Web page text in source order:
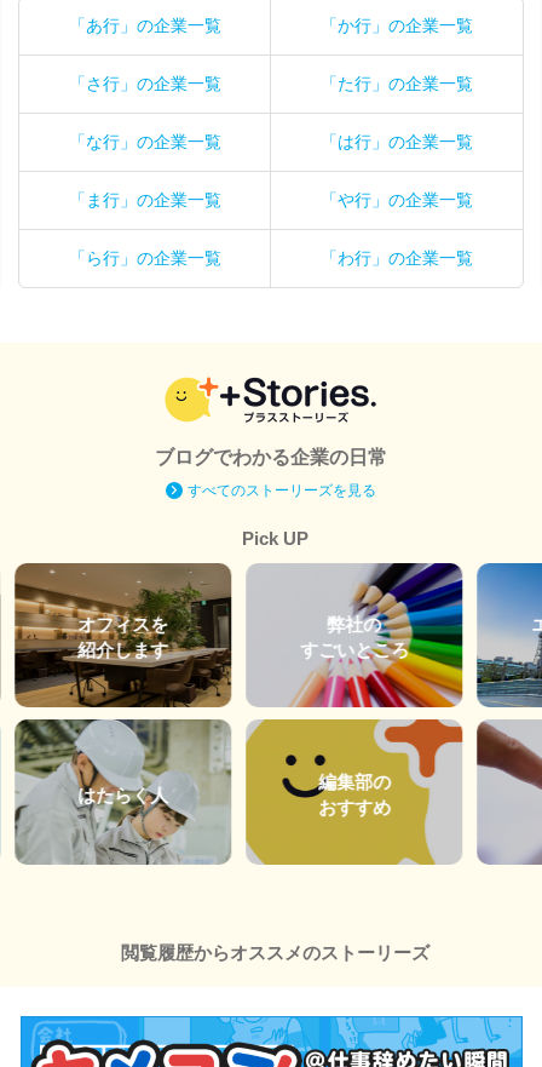
「あ行」の企業一覧 「か行」の企業一覧
「さ行」の企業一覧 「た行」の企業一覧
「な行」の企業一覧 「は行」の企業一覧
「ま行」の企業一覧 「や行」の企業一覧
「ら行」の企業一覧 「わ行」の企業一覧
ブログでわかる企業の日常
すべてのストーリーズを見る
Pick UP
オフィスを
紹介します
はたらく人
弊社の
すごいところ
編集部の
おすすめ
閲覧履歴からオススメのストーリーズ